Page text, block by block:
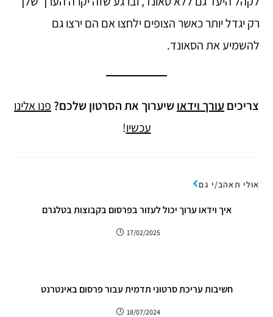
רק יגדל יותר כאשר הצופים ילחצו אם הם ירצו גם
להשמיע את הסאונד.
צריכים עורך וידאו שיערוך את הסרטון שלכם? פנו אלינו
עכשיו!
אולי תאהב/י גם
איך וידאו ערוך יכול לעזור בפרסום בקבוצות בטלגרם
17/02/2025
חשיבות עריכת סרטוני תדמית עבור פרסום באינטרנט
18/07/2024